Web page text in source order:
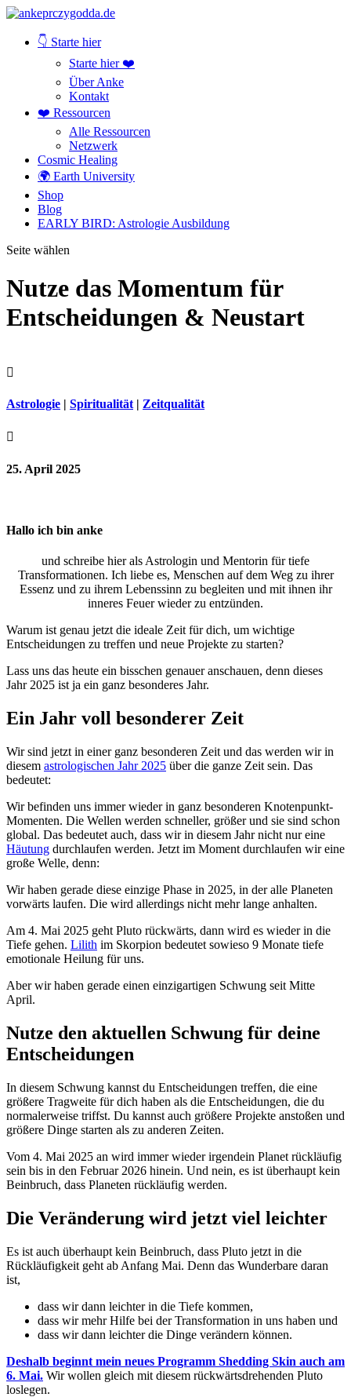
👇 Starte hier
Starte hier ❤️
Über Anke
Kontakt
❤️ Ressourcen
Alle Ressourcen
Netzwerk
Cosmic Healing
🌍 Earth University
Shop
Blog
EARLY BIRD: Astrologie Ausbildung
Seite wählen
Nutze das Momentum für
Entscheidungen & Neustart

Astrologie | Spiritualität | Zeitqualität

25. April 2025
Hallo ich bin anke
und schreibe hier als Astrologin und Mentorin für tiefe
Transformationen. Ich liebe es, Menschen auf dem Weg zu ihrer
Essenz und zu ihrem Lebenssinn zu begleiten und mit ihnen ihr
inneres Feuer wieder zu entzünden.
Warum ist genau jetzt die ideale Zeit für dich, um wichtige
Entscheidungen zu treffen und neue Projekte zu starten?
Lass uns das heute ein bisschen genauer anschauen, denn dieses
Jahr 2025 ist ja ein ganz besonderes Jahr.
Ein Jahr voll besonderer Zeit
Wir sind jetzt in einer ganz besonderen Zeit und das werden wir in
diesem astrologischen Jahr 2025 über die ganze Zeit sein. Das
bedeutet:
Wir befinden uns immer wieder in ganz besonderen Knotenpunkt-
Momenten. Die Wellen werden schneller, größer und sie sind schon
global. Das bedeutet auch, dass wir in diesem Jahr nicht nur eine
Häutung durchlaufen werden. Jetzt im Moment durchlaufen wir eine
große Welle, denn:
Wir haben gerade diese einzige Phase in 2025, in der alle Planeten
vorwärts laufen. Die wird allerdings nicht mehr lange anhalten.
Am 4. Mai 2025 geht Pluto rückwärts, dann wird es wieder in die
Tiefe gehen. Lilith im Skorpion bedeutet sowieso 9 Monate tiefe
emotionale Heilung für uns.
Aber wir haben gerade einen einzigartigen Schwung seit Mitte
April.
Nutze den aktuellen Schwung für deine
Entscheidungen
In diesem Schwung kannst du Entscheidungen treffen, die eine
größere Tragweite für dich haben als die Entscheidungen, die du
normalerweise triffst. Du kannst auch größere Projekte anstoßen und
größere Dinge starten als zu anderen Zeiten.
Vom 4. Mai 2025 an wird immer wieder irgendein Planet rückläufig
sein bis in den Februar 2026 hinein. Und nein, es ist überhaupt kein
Beinbruch, dass Planeten rückläufig werden.
Die Veränderung wird jetzt viel leichter
Es ist auch überhaupt kein Beinbruch, dass Pluto jetzt in die
Rückläufigkeit geht ab Anfang Mai. Denn das Wunderbare daran
ist,
dass wir dann leichter in die Tiefe kommen,
dass wir mehr Hilfe bei der Transformation in uns haben und
dass wir dann leichter die Dinge verändern können.
Deshalb beginnt mein neues Programm Shedding Skin auch am
6. Mai. Wir wollen gleich mit diesem rückwärtsdrehenden Pluto
loslegen.